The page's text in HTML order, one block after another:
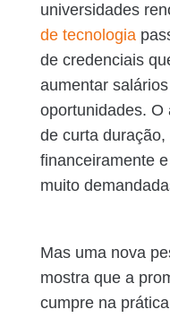
universidades
de tecnologia
de credenciais
aumentar
oportunidades. O
de curta
financeiramente
muito
Mas uma nova
mostra que a
cumpre na